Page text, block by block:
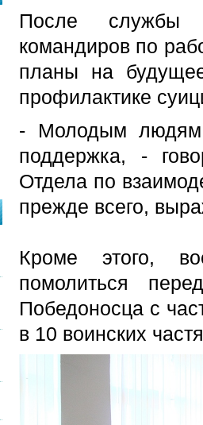
После службы
командиров по
планы на
профилактике
- Молодым
поддержка, -
Отдела по
прежде всего,
Кроме этого,
помолиться
Победоносца с
в 10 воинских